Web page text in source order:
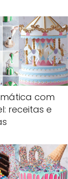
com
receitas e